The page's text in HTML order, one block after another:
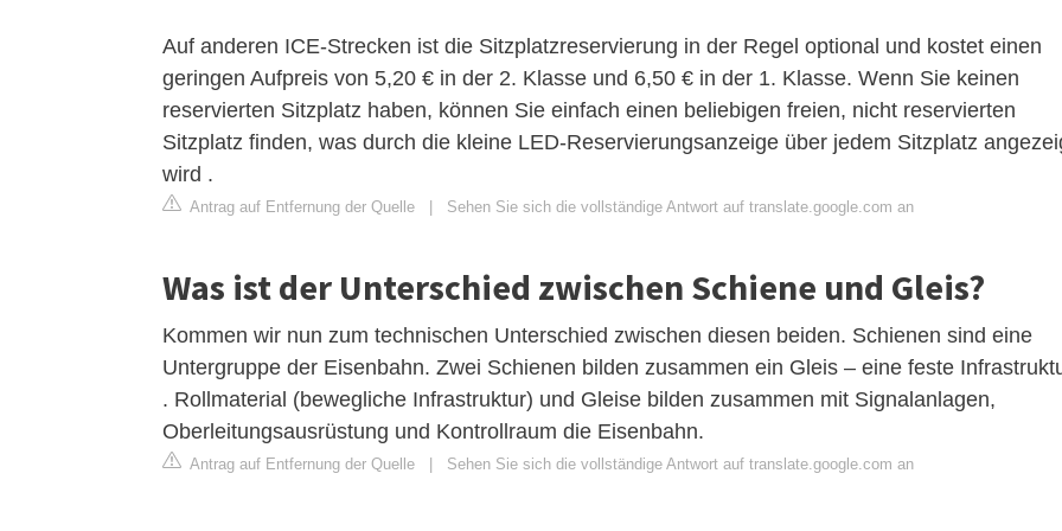
Auf anderen ICE-Strecken ist die Sitzplatzreservierung in der Regel optional und kostet einen
geringen Aufpreis von 5,20 € in der 2. Klasse und 6,50 € in der 1. Klasse. Wenn Sie keinen
reservierten Sitzplatz haben, können Sie einfach einen beliebigen freien, nicht reservierten
Sitzplatz finden, was durch die kleine LED-Reservierungsanzeige über jedem Sitzplatz
wird .
Antrag auf Entfernung der Quelle | Sehen Sie sich die vollständige Antwort auf translate.google.com an
Was ist der Unterschied zwischen Schiene und Gleis?
Kommen wir nun zum technischen Unterschied zwischen diesen beiden. Schienen sind eine
Untergruppe der Eisenbahn. Zwei Schienen bilden zusammen ein Gleis – eine feste
. Rollmaterial (bewegliche Infrastruktur) und Gleise bilden zusammen mit Signalanlagen,
Oberleitungsausrüstung und Kontrollraum die Eisenbahn.
Antrag auf Entfernung der Quelle | Sehen Sie sich die vollständige Antwort auf translate.google.com an